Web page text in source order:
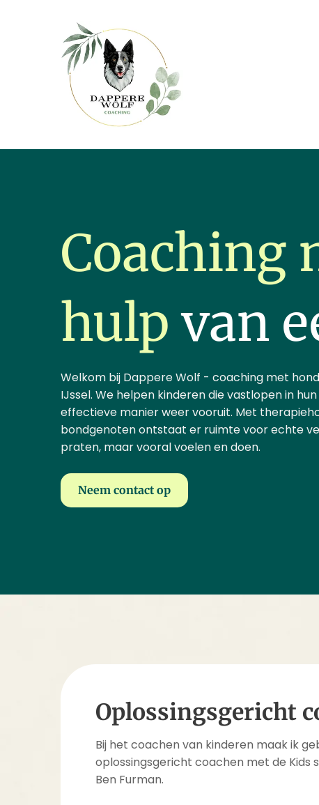
Coaching
hulpvan
Welkom bij Dappere Wolf - coaching met
IJssel. We helpen kinderen die vastlopen in
effectieve manier weer vooruit. Met
bondgenoten ontstaat er ruimte voor echte
praten, maar vooral voelen en doen.
Neem contact op
Oplossingsgericht
Bij het coachen van kinderen maak ik
oplossingsgericht coachen met de Kids
Ben Furman.